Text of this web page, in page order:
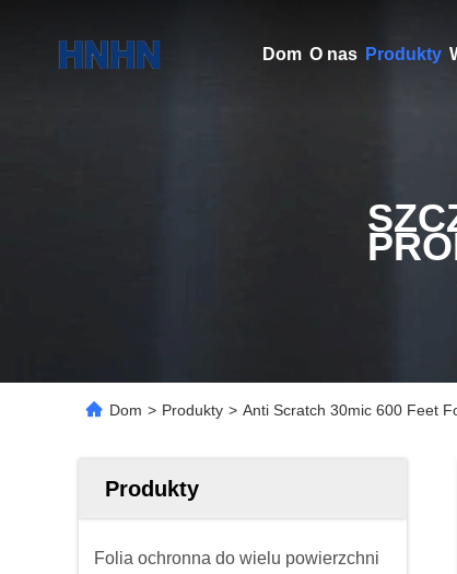
Dom O nas Produkty
Dom > Produkty > Anti Scratch 30mic 600 Feet
Produkty
Folia ochronna do wielu powierzchni